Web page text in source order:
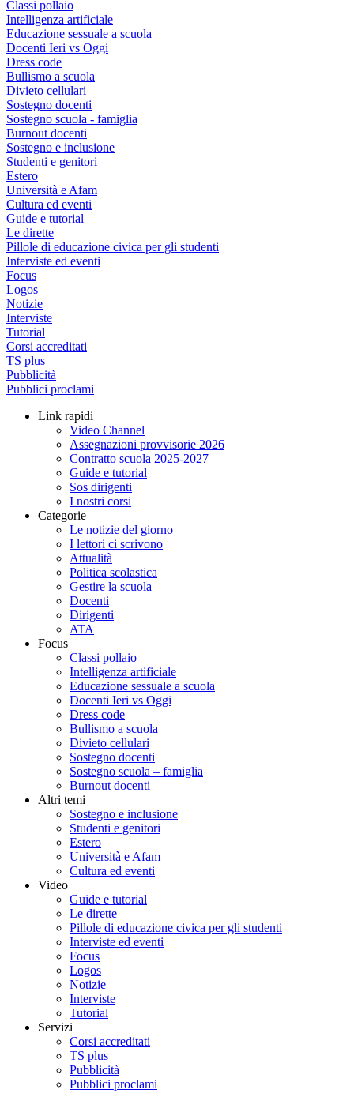
Classi pollaio
Intelligenza artificiale
Educazione sessuale a scuola
Docenti Ieri vs Oggi
Dress code
Bullismo a scuola
Divieto cellulari
Sostegno docenti
Sostegno scuola - famiglia
Burnout docenti
Sostegno e inclusione
Studenti e genitori
Estero
Università e Afam
Cultura ed eventi
Guide e tutorial
Le dirette
Pillole di educazione civica per gli studenti
Interviste ed eventi
Focus
Logos
Notizie
Interviste
Tutorial
Corsi accreditati
TS plus
Pubblicità
Pubblici proclami
Link rapidi
Video Channel
Assegnazioni provvisorie 2026
Contratto scuola 2025-2027
Guide e tutorial
Sos dirigenti
I nostri corsi
Categorie
Le notizie del giorno
I lettori ci scrivono
Attualità
Politica scolastica
Gestire la scuola
Docenti
Dirigenti
ATA
Focus
Classi pollaio
Intelligenza artificiale
Educazione sessuale a scuola
Docenti Ieri vs Oggi
Dress code
Bullismo a scuola
Divieto cellulari
Sostegno docenti
Sostegno scuola – famiglia
Burnout docenti
Altri temi
Sostegno e inclusione
Studenti e genitori
Estero
Università e Afam
Cultura ed eventi
Video
Guide e tutorial
Le dirette
Pillole di educazione civica per gli studenti
Interviste ed eventi
Focus
Logos
Notizie
Interviste
Tutorial
Servizi
Corsi accreditati
TS plus
Pubblicità
Pubblici proclami